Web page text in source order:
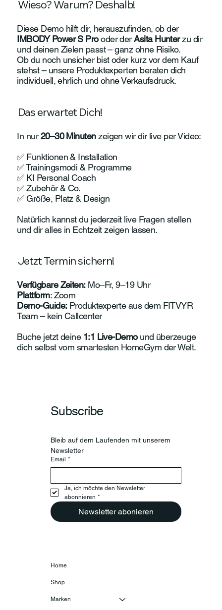
Diese Demo hilft dir, herauszufinden, ob der
IMBODY Power S Prooder derAsita Hunterzu dir
und deinen Zielen passt – ganz ohne Risiko.
Ob du noch unsicher bist oder kurz vor dem Kauf
stehst – unsere Produktexperten beraten dich
individuell, ehrlich und ohne Verkaufsdruck.
Wieso? Warum? Deshalb!
In nur20–30 Minutenzeigen wir dir live per Video:
✅ Funktionen & Installation
✅ Trainingsmodi & Programme
✅ KI Personal Coach
✅ Zubehör & Co.
✅ Größe, Platz & Design
Natürlich kannst du jederzeit live Fragen stellen
und dir alles in Echtzeit zeigen lassen.
Das erwartet Dich!
Verfügbare Zeiten:Mo–Fr, 9–19 Uhr
Plattform: Zoom
Demo-Guide:Produktexperte aus dem FITVYR
Team – kein Callcenter
Buche jetzt deine 1:1 Live-Demound überzeuge
dich selbst vom smartesten HomeGym der Welt.
Jetzt Termin sichern!
Subscribe
Bleib auf dem Laufenden mit unserem
Newsletter
Email *
Ja, ich möchte den Newsletter
abonnieren *
Newsletter abonieren
Home
Shop
Marken